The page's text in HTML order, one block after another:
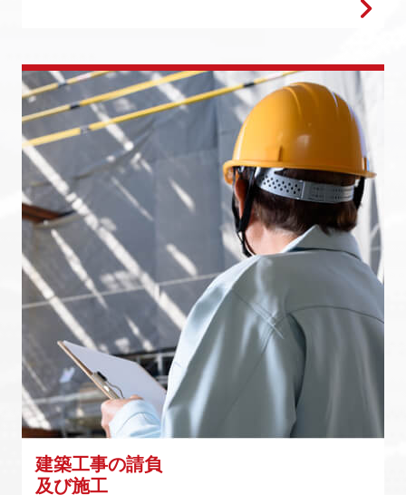
建築工事の請負
及び施工